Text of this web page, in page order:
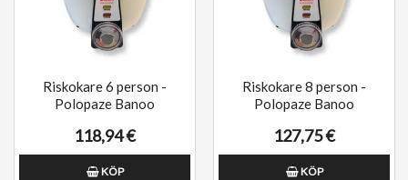
Riskokare 6 person -
Polopaze Banoo
118,94 €
KÖP
Riskokare 8 person -
Polopaze Banoo
127,75 €
KÖP